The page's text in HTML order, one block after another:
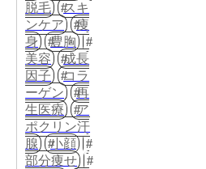
脱毛
スキ
ンケア
痩
身
豊胸
美容
成長
因子
コラ
ーゲン
再
生医療
ア
ポクリン汗
腺
小顔
部分痩せ